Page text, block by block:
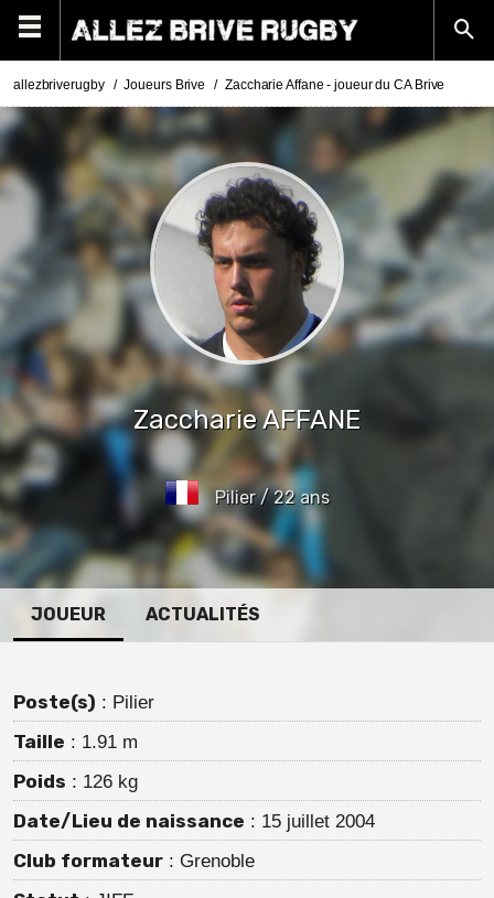
allezbriverugby Joueurs Brive Zaccharie Affane - joueur du CA Brive
ZaccharieAFFANE
Pilier / 22 ans
JOUEUR ACTUALITÉS
Poste(s) : Pilier
Taille : 1.91 m
Poids : 126 kg
Date/Lieu de naissance : 15 juillet 2004
Club formateur : Grenoble